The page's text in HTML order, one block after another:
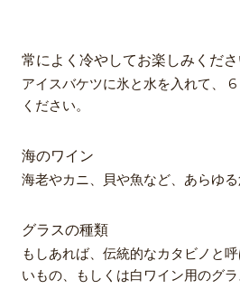
常によく冷やしてお楽しみくだ
アイスバケツに氷と水を入れて、
ください。
海のワイン
海老やカニ、貝や魚など、あらゆる
グラスの種類
もしあれば、伝統的なカタビノと
いもの、もしくは白ワイン用のグラ